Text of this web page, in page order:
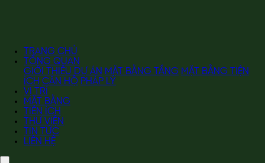
TRANG CHỦ
TỔNG QUAN
GIỚI THIỆU DỰ ÁN MẶT BẰNG TẦNG MẶT BẰNG TIỆN
ÍCH CĂN HỘ PHÁP LÝ
VỊ TRÍ
MẶT BẰNG
TIỆN ÍCH
THƯ VIỆN
TIN TỨC
LIÊN HỆ